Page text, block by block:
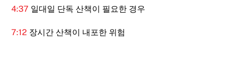
4:37 일대일 단독 산책이 필요한 경우
7:12 장시간 산책이 내포한 위험